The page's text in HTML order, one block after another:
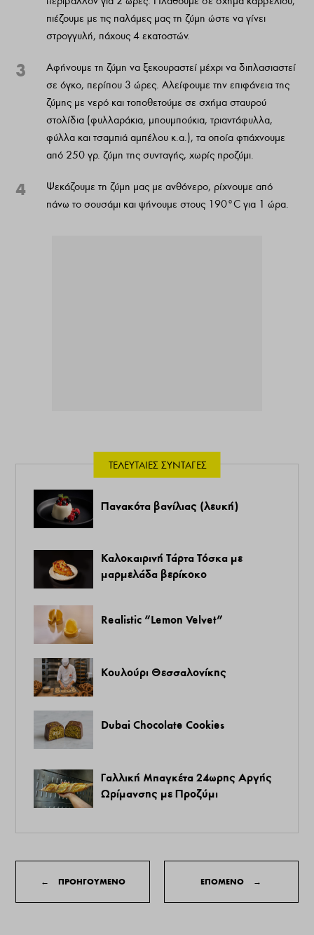
πιέζουμε με τις παλάμες μας τη ζύμη ώστε να γίνει
στρογγυλή, πάχους 4 εκατοστών.
3
Αφήνουμε τη ζύμη να ξεκουραστεί μέχρι να διπλασιαστεί
σε όγκο, περίπου 3 ώρες. Αλείφουμε την επιφάνεια της
ζύμης με νερό και τοποθετούμε σε σχήμα σταυρού
στολίδια (φυλλαράκια, μπουμπούκια, τριαντάφυλλα,
φύλλα και τσαμπιά αμπέλου κ.α.), τα οποία φτιάχνουμε
από 250 γρ. ζύμη της συνταγής, χωρίς προζύμι.
4
Ψεκάζουμε τη ζύμη μας με ανθόνερο, ρίχνουμε από
πάνω το σουσάμι και ψήνουμε στους 190°C για 1 ώρα.
ΤΕΛΕΥΤΑΊΕΣ ΣΥΝΤΑΓΈΣ
Πανακότα βανίλιας (λευκή)
Καλοκαιρινή Τάρτα Τόσκα με
μαρμελάδα βερίκοκο
Realistic “Lemon Velvet”
Κουλούρι Θεσσαλονίκης
Dubai Chocolate Cookies
Γαλλική Μπαγκέτα 24ωρης Αργής
Ωρίμανσης με Προζύμι
← ΠΡΟΗΓΟΥΜΕΝΟ ΕΠΟΜΕΝΟ →